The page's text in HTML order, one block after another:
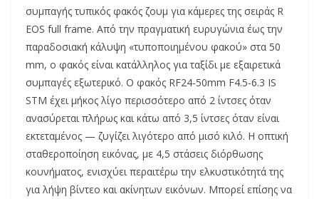
συμπαγής τυπικός φακός ζουμ για κάμερες της σειράς R
EOS full frame. Από την πραγματική ευρυγώνια έως την
παραδοσιακή κάλυψη «τυποποιημένου φακού» στα 50
mm, ο φακός είναι κατάλληλος για ταξίδι με εξαιρετικά
συμπαγές εξωτερικό. Ο φακός RF24-50mm F4.5-6.3 IS
STM έχει μήκος λίγο περισσότερο από 2 ίντσες όταν
ανασύρεται πλήρως και κάτω από 3,5 ίντσες όταν είναι
εκτεταμένος — ζυγίζει λιγότερο από μισό κιλό. Η οπτική
σταθεροποίηση εικόνας, με 4,5 στάσεις διόρθωσης
κουνήματος, ενισχύει περαιτέρω την ελκυστικότητά της
για λήψη βίντεο και ακίνητων εικόνων. Μπορεί επίσης να